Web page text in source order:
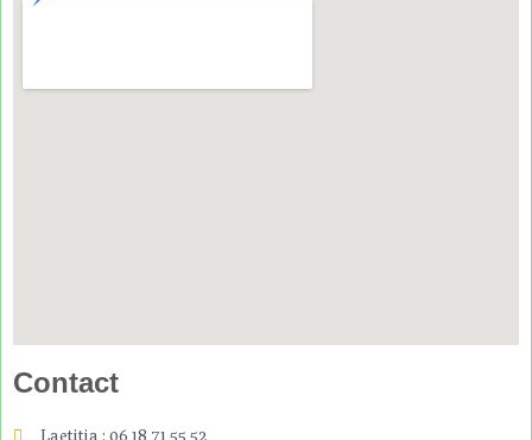
Contact
Laetitia : 06 18 71 55 52